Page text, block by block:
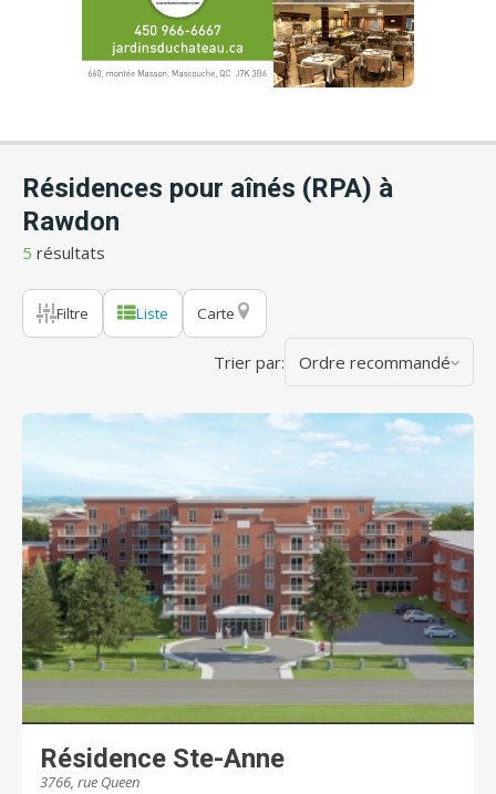
Résidences pour aînés (RPA) à
Rawdon
5 résultats
Filtre Liste Carte
Trier par: Ordre recommandé
Résidence Ste-Anne
3766, rue Queen